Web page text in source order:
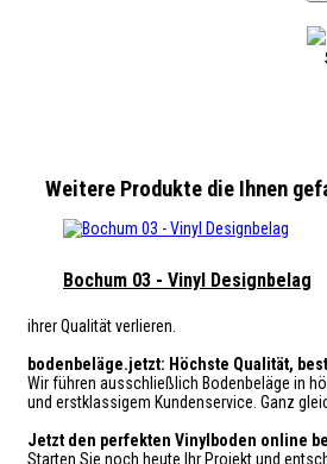
Weitere Produkte die Ihnen
Bochum 03 - Vinyl Designbelag
ihrer Qualität verlieren.
bodenbeläge.jetzt: Höchste Qualität,
Wir führen ausschließlich Bodenbeläge in
und erstklassigem Kundenservice. Ganz
Jetzt den perfekten Vinylboden online
Starten Sie noch heute Ihr Projekt und